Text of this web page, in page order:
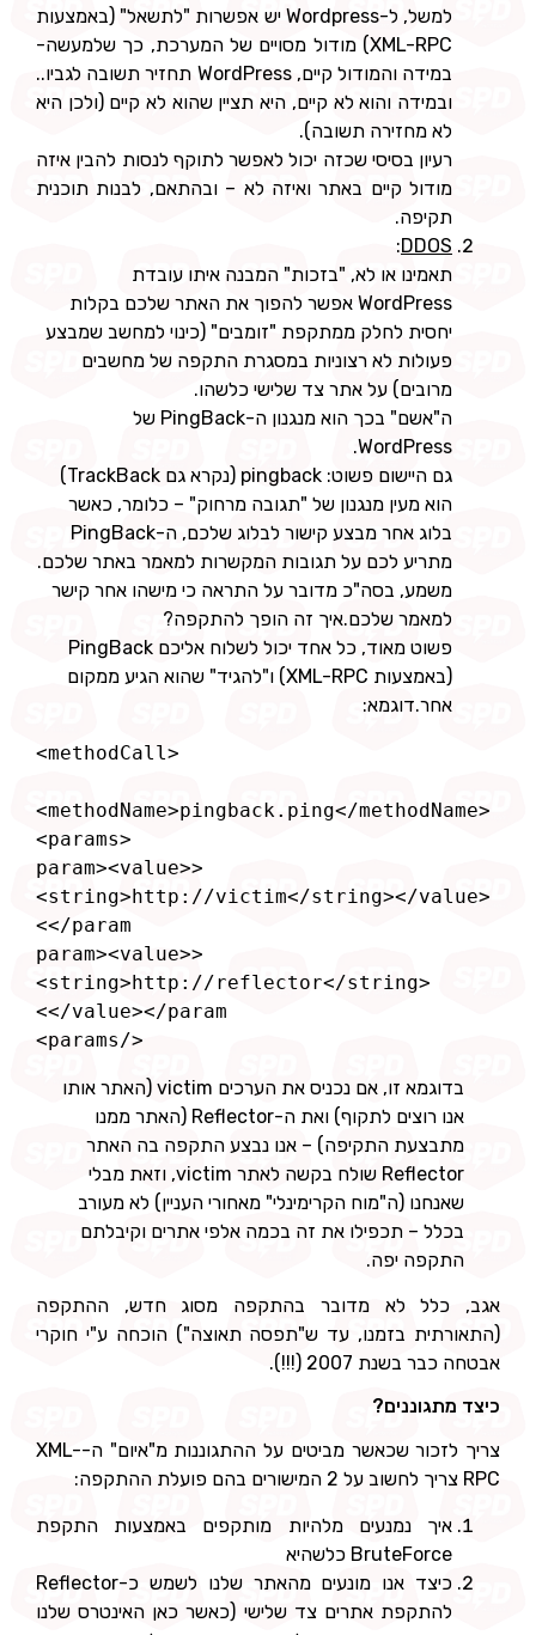
למשל, ל-Wordpress יש אפשרות "לתשאל" (באמצעות
XML-RPC) מודול מסויים של המערכת, כך שלמעשה-
במידה והמודול קיים, WordPress תחזיר תשובה לגביו..
ובמידה והוא לא קיים, היא תציין שהוא לא קיים (ולכן היא
לא מחזירה תשובה).
רעיון בסיסי שכזה יכול לאפשר לתוקף לנסות להבין איזה
מודול קיים באתר ואיזה לא – ובהתאם, לבנות תוכנית
תקיפה.
DDOS
:
תאמינו או לא, "בזכות" המבנה איתו עובדת
WordPress אפשר להפוך את האתר שלכם בקלות
יחסית לחלק ממתקפת "זומבים" (כינוי למחשב שמבצע
פעולות לא רצוניות במסגרת התקפה של מחשבים
מרובים) על אתר צד שלישי כלשהו.
ה"אשם" בכך הוא מנגנון ה-PingBack של
WordPress.
גם היישום פשוט: pingback (נקרא גם TrackBack)
הוא מעין מנגנון של "תגובה מרחוק" – כלומר, כאשר
בלוג אחר מבצע קישור לבלוג שלכם, ה-PingBack
מתריע לכם על תגובות המקשרות למאמר באתר שלכם.
משמע, בסה"כ מדובר על התראה כי מישהו אחר קישר
למאמר שלכם.איך זה הופך להתקפה?
פשוט מאוד, כל אחד יכול לשלוח אליכם PingBack
(באמצעות XML-RPC) ו"להגיד" שהוא הגיע ממקום
אחר.דוגמא:
<param><value>
<string>http://victim</string></value>
<param><value>
<string>http://reflector</string>
בדוגמא זו, אם נכניס את הערכים victim (האתר אותו
אנו רוצים לתקוף) ואת ה-Reflector (האתר ממנו
מתבצעת התקיפה) – אנו נבצע התקפה בה האתר
Reflector שולח בקשה לאתר victim, וזאת מבלי
שאנחנו (ה"מוח הקרימינלי" מאחורי העניין) לא מעורב
בכלל – תכפילו את זה בכמה אלפי אתרים וקיבלתם
התקפה יפה.
אגב, כלל לא מדובר בהתקפה מסוג חדש, ההתקפה
(התאורתית בזמנו, עד ש"תפסה תאוצה") הוכחה ע"י חוקרי
אבטחה כבר בשנת 2007 (!!!).
כיצד מתגוננים?
צריך לזכור שכאשר מביטים על ההתגוננות מ"איום" ה-XML-
RPC צריך לחשוב על 2 המישורים בהם פועלת ההתקפה:
איך נמנעים מלהיות מותקפים באמצעות התקפת
BruteForce כלשהיא
כיצד אנו מונעים מהאתר שלנו לשמש כ-Reflector
להתקפת אתרים צד שלישי (כאשר כאן האינטרס שלנו